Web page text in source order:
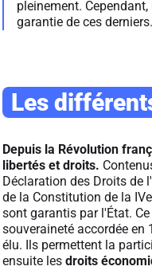
pleinement.
garantie de ces derniers.
Les
Depuis la Révolution
libertés et droits.
Déclaration des Droits de
de la Constitution de la
sont garantis par l'État.
souveraineté accordée en
élu. Ils permettent la
ensuite les droits